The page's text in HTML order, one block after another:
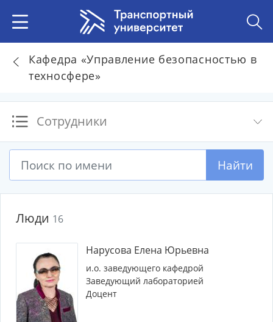
Кафедра «Управление безопасностью в
техносфере»
Сотрудники
Найти
Люди 16
Нарусова Елена Юрьевна
и.о. заведующего кафедрой
Заведующий лабораторией
Доцент